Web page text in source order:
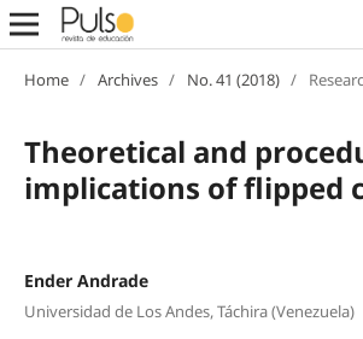
Home / Archives / No. 41 (2018) /
Theoretical and
implications of flipped
Ender Andrade
Universidad de Los Andes, Táchira (Venezuela)